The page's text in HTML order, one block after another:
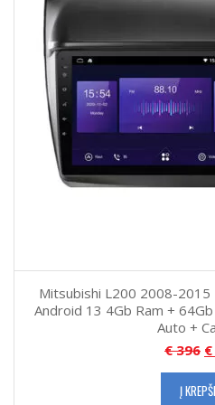
Mitsubishi L200 2008-2015
Android 13 4Gb Ram +
Auto +
€396 €
Į